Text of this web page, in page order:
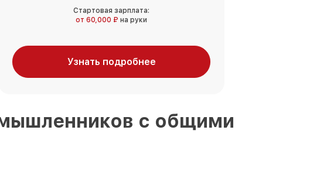
Стартовая зарплата:
от 60,000 ₽ на руки
Узнать подробнее
с общими